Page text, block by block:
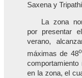
Saxena y
La zona
por presentar
verano,
máximas de 48o
comportamiento
en la zona, el